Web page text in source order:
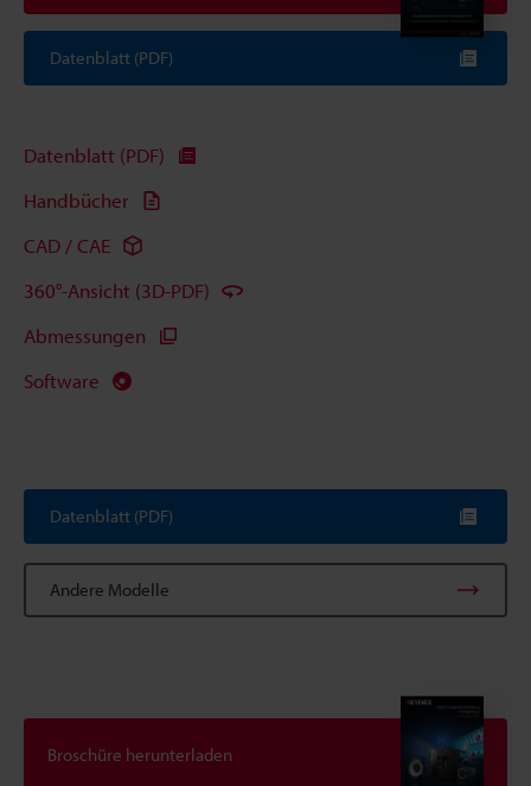
Datenblatt (PDF)
Datenblatt (PDF)
Handbücher
CAD / CAE
360°-Ansicht (3D-PDF)
Abmessungen
Software
Datenblatt (PDF)
Andere Modelle
Broschüre herunterladen